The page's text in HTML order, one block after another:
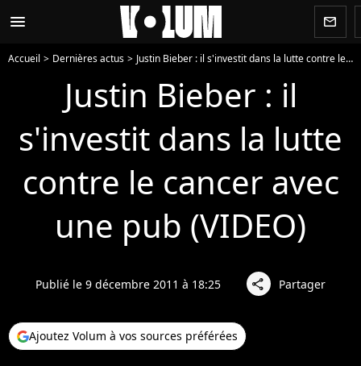
menu newsletter
Accueil Dernières actus Justin Bieber : il s'investit dans la lutte contre le cancer avec une pub (VIDEO)
Justin Bieber : il
s'investit dans la lutte
contre le cancer avec
une pub (VIDEO)
Publié le 9 décembre 2011 à 18:25 share Partager
Ajoutez Volum à vos sources préférées